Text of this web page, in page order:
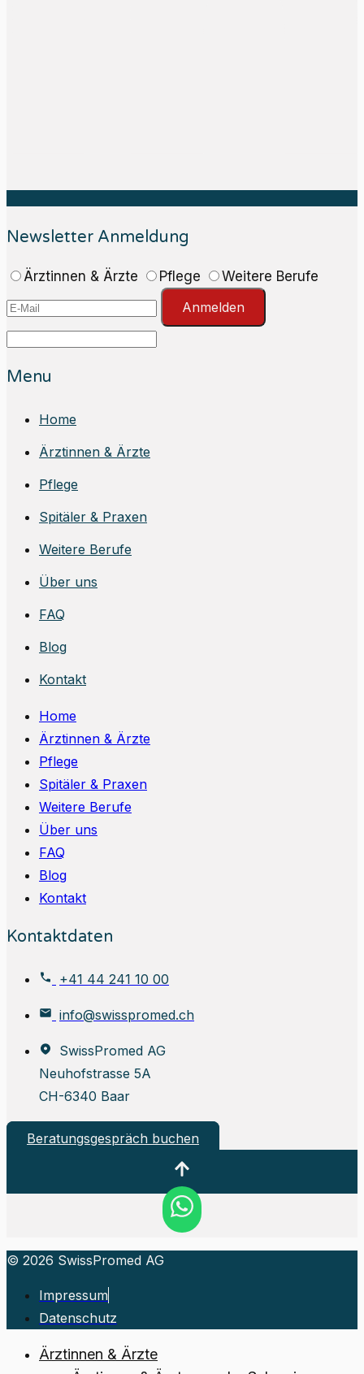
Newsletter Anmeldung
Ärztinnen & Ärzte Pflege
Weitere Berufe
Anmelden
Menu
Home
Ärztinnen & Ärzte
Pflege
Spitäler & Praxen
Weitere Berufe
Über uns
FAQ
Blog
Kontakt
Home
Ärztinnen & Ärzte
Pflege
Spitäler & Praxen
Weitere Berufe
Über uns
FAQ
Blog
Kontakt
Kontaktdaten
+41 44 241 10 00
info@swisspromed.ch
SwissPromed AG
Neuhofstrasse 5A
CH-6340 Baar
Beratungsgespräch buchen
© 2026 SwissPromed AG
Impressum
Datenschutz
Ärztinnen & Ärzte